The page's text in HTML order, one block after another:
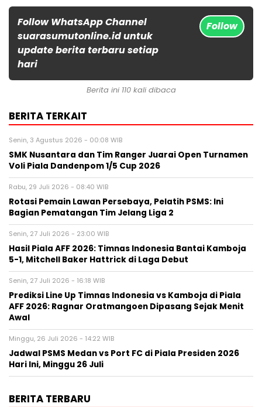
Follow WhatsApp Channel
suarasumutonline.id untuk
update berita terbaru setiap
hari
Follow
Berita ini 110 kali dibaca
BERITA TERKAIT
Senin, 3 Agustus 2026 - 00:08 WIB
SMK Nusantara dan Tim Ranger Juarai Open Turnamen
Voli Piala Dandenpom 1/5 Cup 2026
Rabu, 29 Juli 2026 - 08:40 WIB
Rotasi Pemain Lawan Persebaya, Pelatih PSMS: Ini
Bagian Pematangan Tim Jelang Liga 2
Senin, 27 Juli 2026 - 23:00 WIB
Hasil Piala AFF 2026: Timnas Indonesia Bantai Kamboja
5-1, Mitchell Baker Hattrick di Laga Debut
Senin, 27 Juli 2026 - 16:18 WIB
Prediksi Line Up Timnas Indonesia vs Kamboja di Piala
AFF 2026: Ragnar Oratmangoen Dipasang Sejak Menit
Awal
Minggu, 26 Juli 2026 - 14:22 WIB
Jadwal PSMS Medan vs Port FC di Piala Presiden 2026
Hari Ini, Minggu 26 Juli
BERITA TERBARU